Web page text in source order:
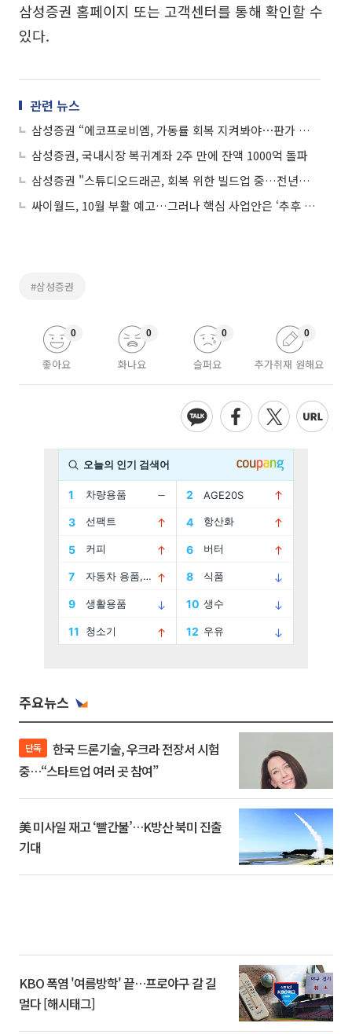
삼성증권 홈페이지 또는 고객센터를 통해 확인할 수
있다.
관련 뉴스
삼성증권 “에코프로비엠, 가동률 회복 지켜봐야⋯판가 상승은 긍정적”
삼성증권, 국내시장 복귀계좌 2주 만에 잔액 1000억 돌파
삼성증권 "스튜디오드래곤, 회복 위한 빌드업 중…전년比 실적 개선 예상"
싸이월드, 10월 부활 예고…그러나 핵심 사업안은 ‘추후 공개’
#삼성증권
좋아요
0
화나요
0
슬퍼요
0
추가취재 원해요
0
주요뉴스
단독
중…“스타트업 여러 곳 참여”
美 미사일 재고 ‘빨간불’…K방산 북미 진출
기대
KBO 폭염 '여름방학' 끝…프로야구 갈 길
멀다 [해시태그]